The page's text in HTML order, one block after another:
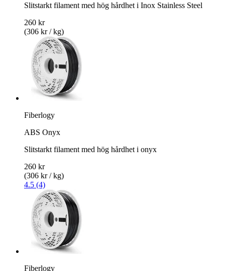
Slitstarkt filament med hög hårdhet i Inox Stainless Steel
260 kr
(306 kr / kg)
Fiberlogy
ABS Onyx
Slitstarkt filament med hög hårdhet i onyx
260 kr
(306 kr / kg)
4.5 (4)
Fiberlogy